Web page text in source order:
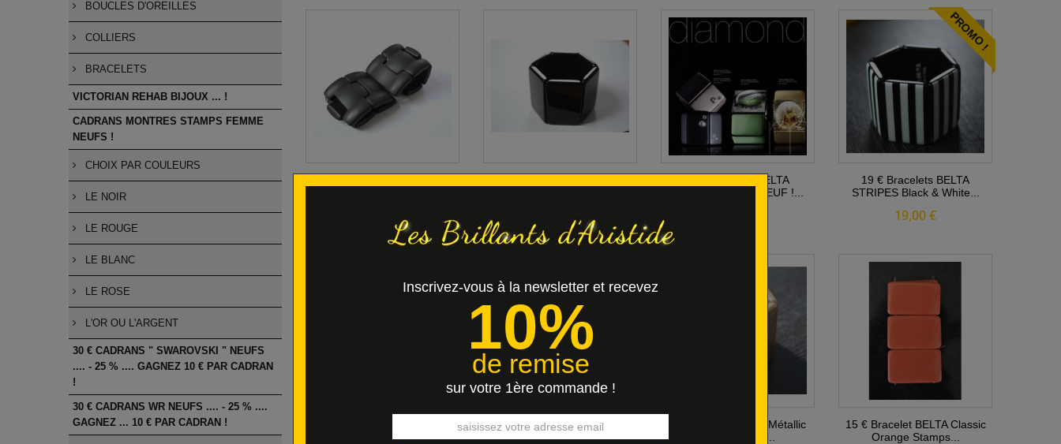
BOUCLES D'OREILLES
COLLIERS
BRACELETS
VICTORIAN REHAB BIJOUX ... !
CADRANS MONTRES STAMPS FEMME
NEUFS !
CHOIX PAR COULEURS
LE NOIR
LE ROUGE
LE BLANC
LE ROSE
L'OR OU L'ARGENT
30 € CADRANS " SWAROVSKI " NEUFS
.... - 25 % .... GAGNEZ 10 € PAR CADRAN
!
30 € CADRANS WR NEUFS .... - 25 % ....
GAGNEZ ... 10 € PAR CADRAN !
15,00 €
36 € Bracelet BELTA
DIAMOND Black NEUF !...
PROMO !
19 € Bracelets BELTA
STRIPES Black & White...
19,00 €
Jaune Stamps...
17 € Bracelet BELTA Classic
EXPO Etat...
18 € Bracelet Belta Métallic
15 € Bracelet BELTA Classic
Orange Stamps...
Inscrivez-vous à la newsletter et recevez
10%
de remise
sur votre 1ère commande !